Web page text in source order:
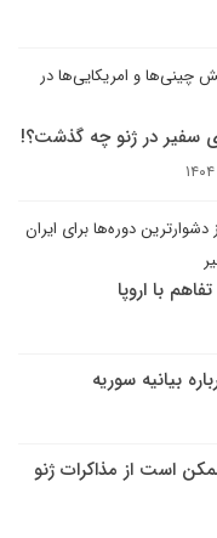
چینی‌ها و امریکایی‌ها در
سفیر در ژنو چه گذشت؟!
دوره‌ها برای ایران
با اروپا
بیانیه سوریه
است از مذاکرات ژنو